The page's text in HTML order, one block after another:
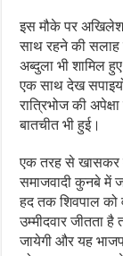
इस मौके पर अखिलेश
साथ रहने की सलाह
अब्दुला भी शामिल
एक साथ देख
रात्रिभोज की
बातचीत भी हुई।
एक तरह से खासकर
समाजवादी कुनबे में
हद तक शिवपाल को
उम्मीदवार जीतता
जायेगी और यह